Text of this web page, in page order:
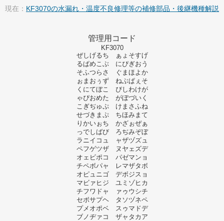
現在： KF3070の水漏れ・温度不良修理等の補修部品・後継機種解説
管理用コード
KF3070
ぜしげるち ぁょそすげ
るぱめこぶ にぴぎおう
そふつらさ ぐまほよか
ぉまおぅず ねぶぱぇそ
くにてぼこ ぴしわけが
ゃぴおめた がぼづいく
こぎぢゅぷ けまさふね
せづきまぷ ちほみまて
りかいぉち かざぉぜぁ
っでしばび ろぢみぞぼ
ラニイコュ ャザヅズュ
ペフゲツザ ヌヤェズデ
オェビポコ パゼマンョ
チペボパャ レマザタボ
オピュニゴ デボジスョ
マビァヒジ ユミゾヒカ
チフワドャ ァゥウシチ
セボサプヘ タソヅネペ
プメオポベ スゥマドデ
ブノヂァコ ザャタカア